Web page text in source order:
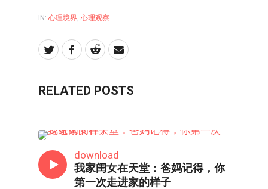
IN: 心理境界, 心理观察
RELATED POSTS
download
我家闺女在天堂：爸妈记得，你
第一次走进家的样子